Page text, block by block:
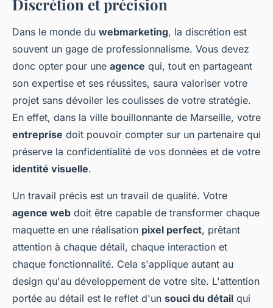
Discrétion et précision
Dans le monde du webmarketing, la discrétion est
souvent un gage de professionnalisme. Vous devez
donc opter pour une agence qui, tout en partageant
son expertise et ses réussites, saura valoriser votre
projet sans dévoiler les coulisses de votre stratégie.
En effet, dans la ville bouillonnante de Marseille, votre
entreprise doit pouvoir compter sur un partenaire qui
préserve la confidentialité de vos données et de votre
identité visuelle.
Un travail précis est un travail de qualité. Votre
agence web doit être capable de transformer chaque
maquette en une réalisation pixel perfect, prêtant
attention à chaque détail, chaque interaction et
chaque fonctionnalité. Cela s'applique autant au
design qu'au développement de votre site. L'attention
portée au détail est le reflet d'un souci du détail qui